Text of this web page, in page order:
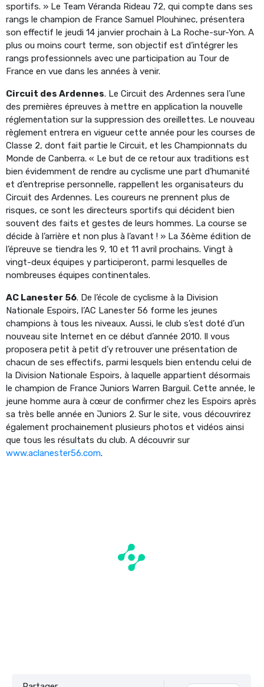
sportifs. » Le Team Véranda Rideau 72, qui compte dans ses
rangs le champion de France Samuel Plouhinec, présentera
son effectif le jeudi 14 janvier prochain à La Roche-sur-Yon. A
plus ou moins court terme, son objectif est d’intégrer les
rangs professionnels avec une participation au Tour de
France en vue dans les années à venir.
Circuit des Ardennes. Le Circuit des Ardennes sera l’une
des premières épreuves à mettre en application la nouvelle
réglementation sur la suppression des oreillettes. Le nouveau
règlement entrera en vigueur cette année pour les courses de
Classe 2, dont fait partie le Circuit, et les Championnats du
Monde de Canberra. « Le but de ce retour aux traditions est
bien évidemment de rendre au cyclisme une part d’humanité
et d’entreprise personnelle, rappellent les organisateurs du
Circuit des Ardennes. Les coureurs ne prennent plus de
risques, ce sont les directeurs sportifs qui décident bien
souvent des faits et gestes de leurs hommes. La course se
décide à l’arrière et non plus à l’avant ! » La 36ème édition de
l’épreuve se tiendra les 9, 10 et 11 avril prochains. Vingt à
vingt-deux équipes y participeront, parmi lesquelles de
nombreuses équipes continentales.
AC Lanester 56. De l’école de cyclisme à la Division
Nationale Espoirs, l’AC Lanester 56 forme les jeunes
champions à tous les niveaux. Aussi, le club s’est doté d’un
nouveau site Internet en ce début d’année 2010. Il vous
proposera petit à petit d’y retrouver une présentation de
chacun de ses effectifs, parmi lesquels bien entendu celui de
la Division Nationale Espoirs, à laquelle appartient désormais
le champion de France Juniors Warren Barguil. Cette année, le
jeune homme aura à cœur de confirmer chez les Espoirs après
sa très belle année en Juniors 2. Sur le site, vous découvrirez
également prochainement plusieurs photos et vidéos ainsi
que tous les résultats du club. A découvrir sur
www.aclanester56.com.